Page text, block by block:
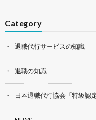
Category
退職代行サービスの知識
退職の知識
日本退職代行協会「特級認